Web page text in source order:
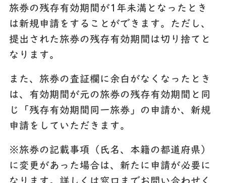
旅券の残存有効期間が1年未満となったとき
は新規申請をすることができます。ただし、
提出された旅券の残存有効期間は切り捨てと
なります。
また、旅券の査証欄に余白がなくなったとき
は、有効期間が元の旅券の残存有効期間と同
じ「残存有効期間同一旅券」の申請か、新規
申請をしていただきます。
※旅券の記載事項（氏名、本籍の都道府県）
に変更があった場合は、新たに申請が必要に